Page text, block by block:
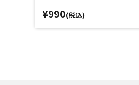
¥990(税込)